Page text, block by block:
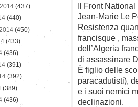
Il Front
Jean-Marie Le
Resistenza
francisque ,
dell’Algeria
di assassinare
È figlio delle
paracadutisti),
e i suoi nemici
declinazioni.
(437)
(440)
(450)
(433)
(436)
(391)
(392)
(389)
(436)